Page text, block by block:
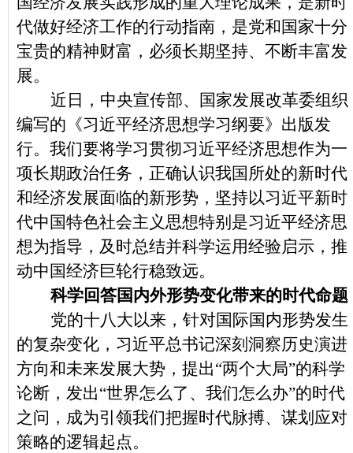
代做好经济工作的行动指南，是党和国家十分
宝贵的精神财富，必须长期坚持、不断丰富发
展。
近日，中央宣传部、国家发展改革委组织
编写的《习近平经济思想学习纲要》出版发
行。我们要将学习贯彻习近平经济思想作为一
项长期政治任务，正确认识我国所处的新时代
和经济发展面临的新形势，坚持以习近平新时
代中国特色社会主义思想特别是习近平经济思
想为指导，及时总结并科学运用经验启示，推
动中国经济巨轮行稳致远。
科学回答国内外形势变化带来的时代命题
党的十八大以来，针对国际国内形势发生
的复杂变化，习近平总书记深刻洞察历史演进
方向和未来发展大势，提出“两个大局”的科学
论断，发出“世界怎么了、我们怎么办”的时代
之问，成为引领我们把握时代脉搏、谋划应对
策略的逻辑起点。